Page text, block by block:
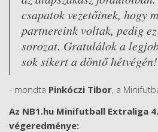
csapatok vezetőinek, hogy
partnereink voltak, pedig
sorozat. Gratulálok a
sok sikert a döntő
- mondta Pinkóczi Tibor, a
Az NB1.hu Minifutball Extraliga
végeredménye: